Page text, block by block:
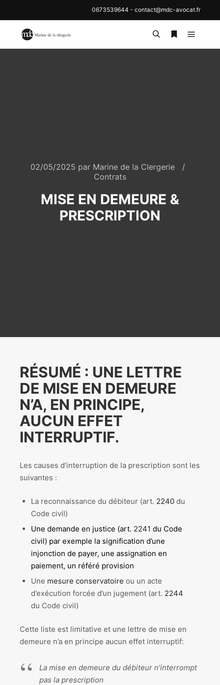
0673539644 - contact@mdc-avocat.fr
Menu
02/05/2025 par Marine de la Clergerie
Contrats
MISE EN DEMEURE &
PRESCRIPTION
RÉSUMÉ : UNE LETTRE
DE MISE EN DEMEURE
N’A, EN PRINCIPE,
AUCUN EFFET
INTERRUPTIF.
Les causes d’interruption de la prescription sont les
suivantes :
La reconnaissance du débiteur (art. 2240du
Code civil)
Une demande en justice (art. 2241 du Code
civil) par exemple la signification d’une
injonction de payer, une assignation en
paiement, un référé provision
Une mesure conservatoire ou un acte
d’exécution forcée d’un jugement (art. 2244
du Code civil)
Cette liste est limitative et une lettre de mise en
demeure n’a en principe aucun effet interruptif:
La mise en demeure du débiteur n’interrompt
pas la prescription